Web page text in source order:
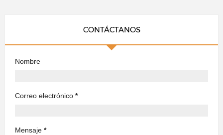
CONTÁCTANOS
Nombre
Correo electrónico *
Mensaje *